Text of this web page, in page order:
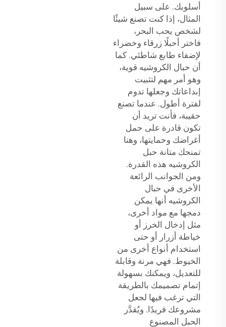
أسلوبك. على سبيل
المثال، إذا كنت تصنع شيئًا
لشخص يحب البحر،
فاختر أحبلًا زرقاء وخضراء
لإضفاء طابع شاطئي. كما
أن حبال الكروشيه قوية،
وهو أمر مهم لتثبيت
إبداعاتك وجعلها تدوم
لفترة أطول. عندما تصنع
حقيبة، فأنت تريد أن
تكون قادرة على حمل
أغراضك وحمايتها، وهنا
تمنحك متانة حبل
الكروشيه هذه القدرة.
ومن الجوانب الرائعة
الأخرى في حبال
الكروشيه أنها يمكن
دمجها مع مواد أخرى،
مثل إدخال الخرز أو
خياطة أزرار أو حتى
استخدام أنواع أخرى من
الخيوط. فهي مرنة وقابلة
للتعديل، ويمكنك بسهولة
إتمام تصميمك بالطريقة
التي ترغب فيها لجعل
مشروعك فريدًا. ويُقدَّر
الحبل المصنوع